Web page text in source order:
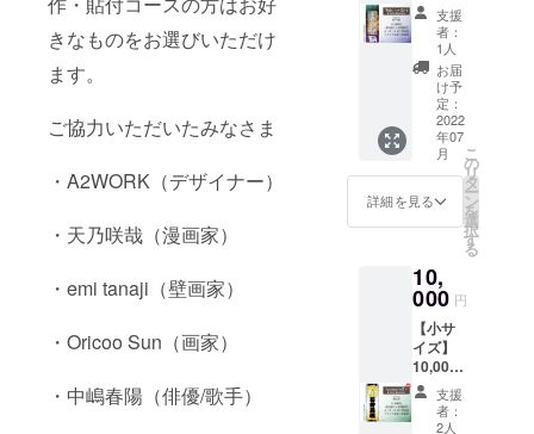
きなものをお選びいただけ
ます。
ご協力いただいたみなさま
・A2WORK（デザイナー）
・天乃咲哉（漫画家）
・emi tanaji（壁画家）
・Oricoo Sun（画家）
・中嶋春陽（俳優/歌手）
は支援
の御礼
となり
ますの
で、出
来上が
りによ
る返
品・返
金など
には応
了承く
ださ
い。
する文
字につ
いては
制作で
きませ
ん。 ・
廊下へ
の貼付
の為、
千社札
が金具
で映り
込む場
合があ
りま
す。勝
手なが
らご支
援＝ご
許諾と
かかる
名前は
不可と
させて
いただ
きま
す。 ・
ギフト
などで
ご本人
と別の
名入れ
をする
は、事
由を備
考欄に
ご記載
下さ
い。 ・
公序良
俗に反
する文
個人名
だけで
なく連
名、会
社名、
団体名
も可能
です。
ただ
し、本
人とは
無関係
人や著
作権に
かかる
名前は
不可と
させて
いただ
きま
す。 ・
見えま
す。 ※
ご注意
事項 ・
名入れ
時にデ
ザイン
のやり
取りを
いたし
ますの
で、お
の無い
よう
メール
アドレ
ス、お
電話番
号をご
入力く
ださ
は音楽
イベン
トでの
ご縁で
す。現
在はさ
まざま
なCMに
出演
後の活
躍もと
しみで
す！ ※
ご注意
事項 ・
名入れ
時にデ
ザイン
のやり
取りを
にデー
タで確
認して
いただ
きま
す。 ----
- デザイ
ナー：
藤田聡
イ
ナー。
芸術学
部卒。
現在北
海道で
活動
中。金
具屋と
はイベ
※※※※※※
※※※※※※
※※※※※
必ず
【備考
欄】に
名入れ
文字を
指定し
さい
※※※※※※
※※※※※
名入れ
は肩書
をいれ
たり連
名にす
ること
も可能
廊下
（場所
の指定
はでき
ませ
ん） 名
前入り
札大・
中・小
を各4枚
ご住所
中・小
を各1枚
をご住
所に送
付
※※※※※※
※※※※※※
※※※※※※
守って
くれて
いる2匹
をデザ
インし
た千社
札。
『ご支
援御
礼』 オ
リジナ
作 金具
屋に1年
間貼付
貼付場
所：金
具屋1階
廊下
（場所
の指定
円 千社
札【平
成レト
ロCD】
小サイ
ズ貼付
貼付札
寸法：
約 幅
40mm
縦
110mm
概要：
平成レ
トロ。
千社札
をまさ
かの
8cmシ
ングル
CDジャ
ケット
支援
者：
1人
お届
け予
定：
2022
年07
月
詳細を見る
こ
の
リ
タ
ー
ン
を
選
択
す
る
10,
000 円
【小サ
イズ】
10,000
円 千社
札
【Yorok
支援
者：
2人